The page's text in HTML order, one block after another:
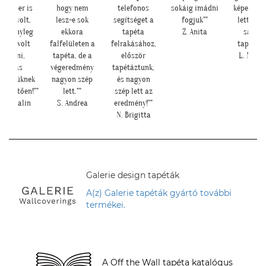
is
volt,
tényleg
volt
magas
Katalin
hogy nem
lesz-e sok
ekkora
falfelületen a
tapéta, de a
végeredmény
nagyon szép
lett.""
S. Andrea
telefonos
segítséget a
tapéta
felrakásához,
először
tapétáztunk,
és nagyon
szép lett az
eredmény!""
N. Brigitta
sokáig imádni
fogjuk""
Z. Anita
képeket.
lett a
sarok
L.
Galerie design tapéták
A(z) Galerie tapéták gyártó további
termékei.
A Off the Wall tapéta katalógus